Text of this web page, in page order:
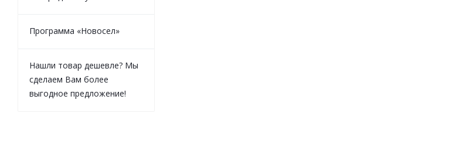
Программа «Новосел»
Нашли товар дешевле? Мы
сделаем Вам более
выгодное предложение!